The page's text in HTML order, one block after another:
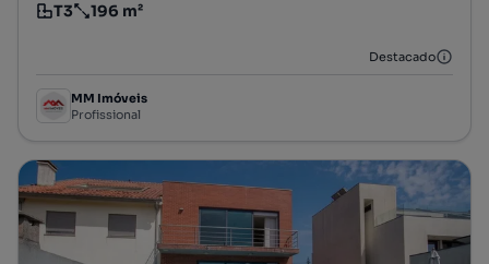
Tipologia
T3
Preço por metro quadrado
196 m²
Destacado
MM Imóveis
Profissional